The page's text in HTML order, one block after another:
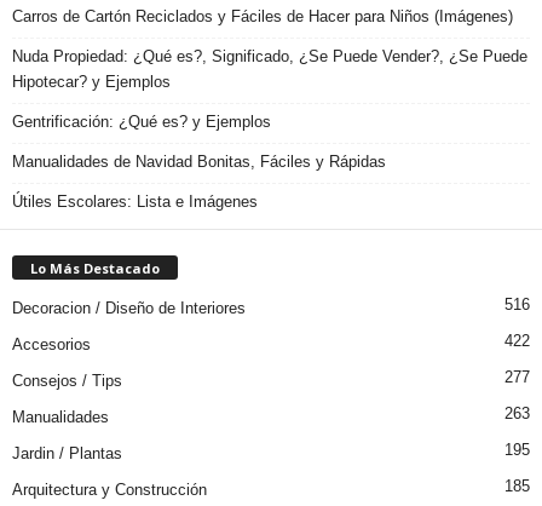
Carros de Cartón Reciclados y Fáciles de Hacer para Niños (Imágenes)
Nuda Propiedad: ¿Qué es?, Significado, ¿Se Puede Vender?, ¿Se Puede
Hipotecar? y Ejemplos
Gentrificación: ¿Qué es? y Ejemplos
Manualidades de Navidad Bonitas, Fáciles y Rápidas
Útiles Escolares: Lista e Imágenes
Lo Más Destacado
Decoracion / Diseño de Interiores 516
Accesorios 422
Consejos / Tips 277
Manualidades 263
Jardin / Plantas 195
Arquitectura y Construcción 185